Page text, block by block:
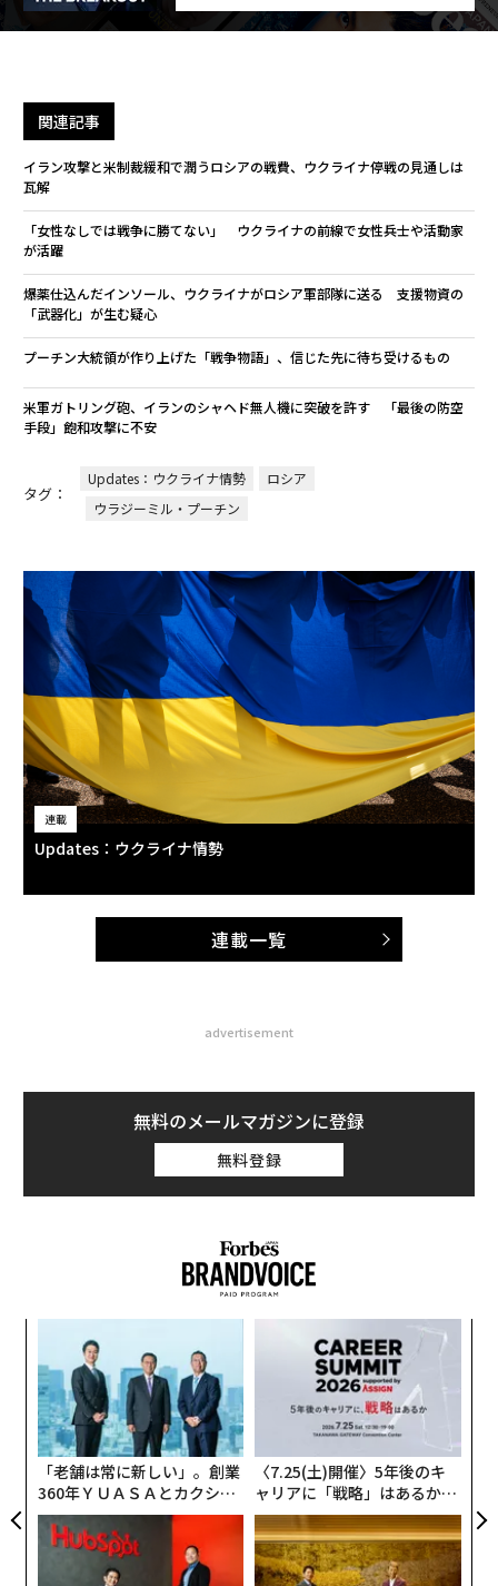
関連記事
イラン攻撃と米制裁緩和で潤うロシアの戦費、ウクライナ停戦の見通しは
瓦解
「女性なしでは戦争に勝てない」 ウクライナの前線で女性兵士や活動家
が活躍
爆薬仕込んだインソール、ウクライナがロシア軍部隊に送る 支援物資の
「武器化」が生む疑心
プーチン大統領が作り上げた「戦争物語」、信じた先に待ち受けるもの
米軍ガトリング砲、イランのシャヘド無人機に突破を許す 「最後の防空
手段」飽和攻撃に不安
タグ：
Updates：ウクライナ情勢
ロシア
ウラジーミル・プーチン
連載
Updates：ウクライナ情勢
連載一覧
advertisement
無料のメールマガジンに登録
無料登録
「老舗は常に新しい」。創業
360年ＹＵＡＳＡとカクシン
CEO田尻望が語る、AIを超え
る人の価値
〈7.25(土)開催〉5年後のキ
ャリアに「戦略」はあるか。
トップエグゼクティブのキャ
リアに触れる1日│CAREER S
UMMIT 2026